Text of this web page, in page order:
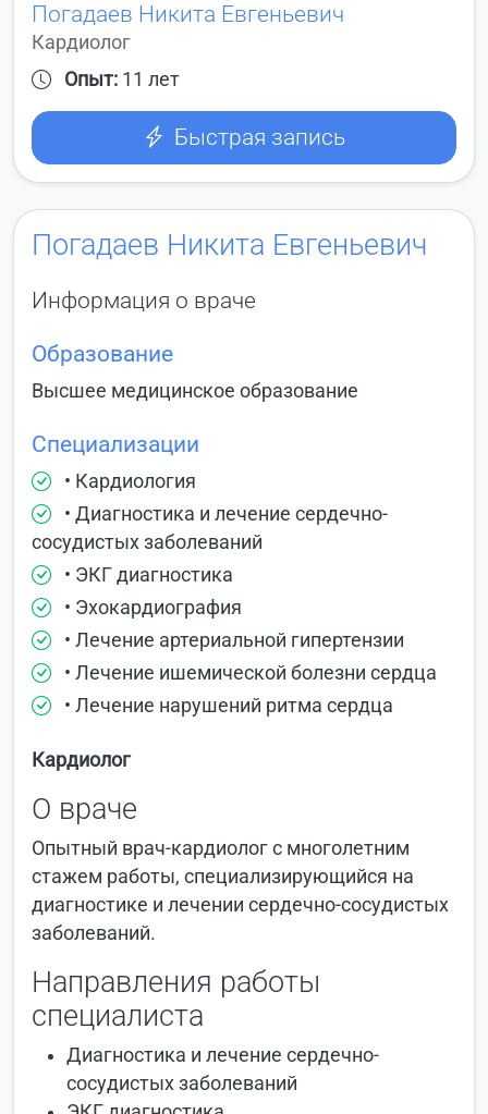
Погадаев Никита Евгеньевич
Кардиолог
Опыт: 11 лет
Быстрая запись
Погадаев Никита Евгеньевич
Информация о враче
Образование
Высшее медицинское образование
Специализации
• Кардиология
• Диагностика и лечение сердечно-
сосудистых заболеваний
• ЭКГ диагностика
• Эхокардиография
• Лечение артериальной гипертензии
• Лечение ишемической болезни сердца
• Лечение нарушений ритма сердца
Кардиолог
О враче
Опытный врач-кардиолог с многолетним
стажем работы, специализирующийся на
диагностике и лечении сердечно-сосудистых
заболеваний.
Направления работы
специалиста
Диагностика и лечение сердечно-
сосудистых заболеваний